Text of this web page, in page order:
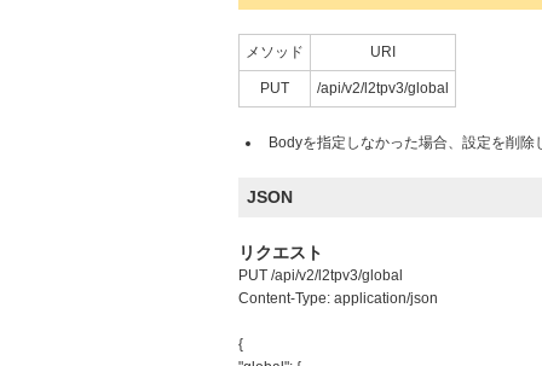
メソッド URI
PUT /api/v2/l2tpv3/global
Bodyを指定しなかった場合、設定を削除
JSON
リクエスト
PUT /api/v2/l2tpv3/global
Content-Type: application/json
{